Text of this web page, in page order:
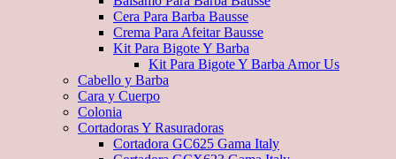
Cera Para Barba Bausse
Crema Para Afeitar Bausse
Kit Para Bigote Y Barba
Kit Para Bigote Y Barba Amor Us
Cabello y Barba
Cara y Cuerpo
Colonia
Cortadoras Y Rasuradoras
Cortadora GC625 Gama Italy